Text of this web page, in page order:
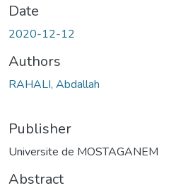
Date
2020-12-12
Authors
RAHALI, Abdallah
Publisher
Universite de MOSTAGANEM
Abstract